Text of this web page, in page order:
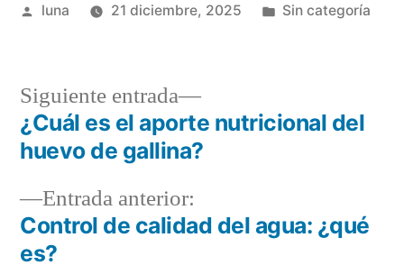
Publicado
luna 21 diciembre, 2025
Publicada
Sin categoría
Navegación
entradas
Entrada anterior:
anterior:
Control de calidad del agua: ¿qué
es?
Siguiente entrada
Siguiente
entrada:
¿Cuál es el aporte nutricional del
huevo de gallina?